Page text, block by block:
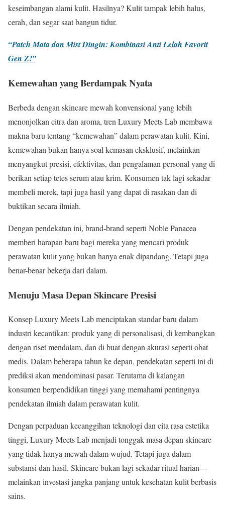
keseimbangan alami kulit. Hasilnya? Kulit tampak lebih halus,
cerah, dan segar saat bangun tidur.
“Patch Mata dan Mist Dingin: Kombinasi Anti Lelah Favorit
Gen Z!”
Kemewahan yang Berdampak Nyata
Berbeda dengan skincare mewah konvensional yang lebih
menonjolkan citra dan aroma, tren Luxury Meets Lab membawa
makna baru tentang “kemewahan” dalam perawatan kulit. Kini,
kemewahan bukan hanya soal kemasan eksklusif, melainkan
menyangkut presisi, efektivitas, dan pengalaman personal yang di
berikan setiap tetes serum atau krim. Konsumen tak lagi sekadar
membeli merek, tapi juga hasil yang dapat di rasakan dan di
buktikan secara ilmiah.
Dengan pendekatan ini, brand-brand seperti Noble Panacea
memberi harapan baru bagi mereka yang mencari produk
perawatan kulit yang bukan hanya enak dipandang. Tetapi juga
benar-benar bekerja dari dalam.
Menuju Masa Depan Skincare Presisi
Konsep Luxury Meets Lab menciptakan standar baru dalam
industri kecantikan: produk yang di personalisasi, di kembangkan
dengan riset mendalam, dan di buat dengan akurasi seperti obat
medis. Dalam beberapa tahun ke depan, pendekatan seperti ini di
prediksi akan mendominasi pasar. Terutama di kalangan
konsumen berpendidikan tinggi yang memahami pentingnya
pendekatan ilmiah dalam perawatan kulit.
Dengan perpaduan kecanggihan teknologi dan cita rasa estetika
tinggi, Luxury Meets Lab menjadi tonggak masa depan skincare
yang tidak hanya mewah dalam wujud. Tetapi juga dalam
substansi dan hasil. Skincare bukan lagi sekadar ritual harian—
melainkan investasi jangka panjang untuk kesehatan kulit berbasis
sains.